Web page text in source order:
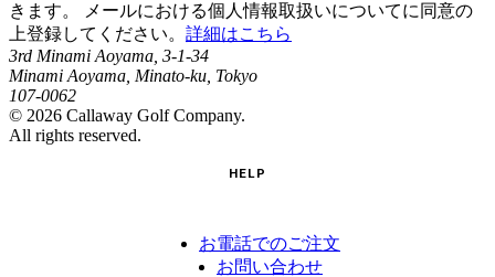
きます。 メールにおける個人情報取扱いについてに同意の
上登録してください。 詳細はこちら
3rd Minami Aoyama, 3-1-34
Minami Aoyama, Minato-ku, Tokyo
107-0062
© 2026 Callaway Golf Company.
All rights reserved.
HELP
お電話でのご注文
お問い合わせ